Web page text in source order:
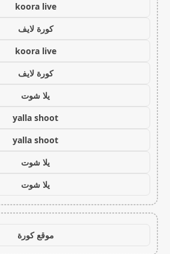
koora live
كورة لايف
koora live
كورة لايف
يلا شوت
yalla shoot
yalla shoot
يلا شوت
يلا شوت
موقع كورة